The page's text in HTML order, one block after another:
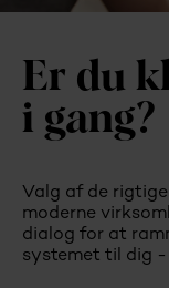
Er du
i gang?
Valg af de
moderne
dialog for at
systemet til dig -